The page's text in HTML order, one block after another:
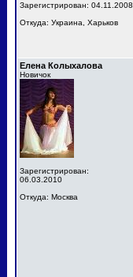
Зарегистрирован: 04.11.2008
Откуда: Украина, Харьков
Елена Колыхалова
Новичок
Зарегистрирован:
06.03.2010
Откуда: Москва